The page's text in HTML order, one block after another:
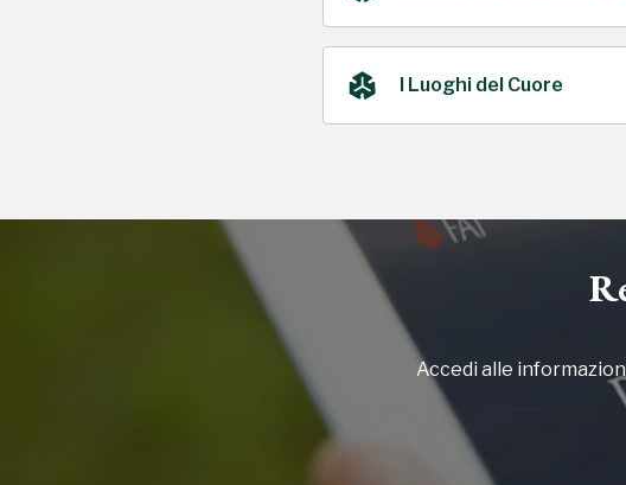
I Luoghi del Cuore
2012, 2014, 2016, 2018,
Accedi alle